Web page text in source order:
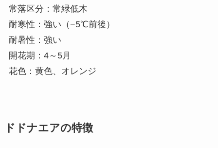
常落区分：常緑低木
耐寒性：強い（−5℃前後）
耐暑性：強い
開花期：4～5月
花色：黄色、オレンジ
ドドナエアの特徴